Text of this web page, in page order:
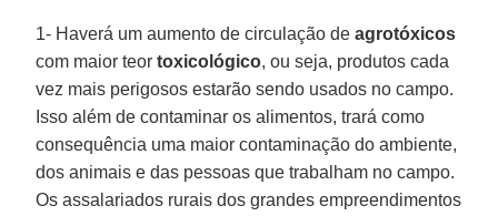
1- Haverá um aumento de circulação deagrotóxicos
com maior teortoxicológico, ou seja, produtos cada
vez mais perigosos estarão sendo usados no campo.
Isso além de contaminar os alimentos, trará como
consequência uma maior contaminação do ambiente,
dos animais e das pessoas que trabalham no campo.
Os assalariados rurais dos grandes empreendimentos